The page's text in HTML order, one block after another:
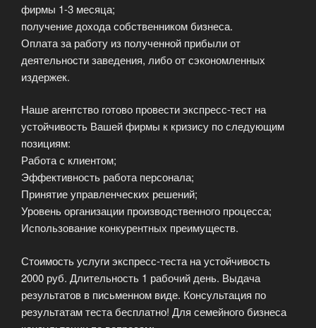
фирмы 1-3 месяца;
получение дохода собственником бизнеса.
Оплата за работу из полученной прибыли от
деятельности заведения, либо от сэкономленных
издержек.
Наше агентство готово провести экспресс-тест на
устойчивость Вашей фирмы к кризису по следующим
позициям:
Работа с клиентом;
Эффективность работа персонала;
Принятие управленческих решений;
Уровень организации производственного процесса;
Использование конкурентных преимуществ.
Стоимость услуги экспресс-теста на устойчивость
2000 руб. Длительность 1 рабочий день. Выдача
результатов в письменном виде. Консультация по
результатам теста бесплатно! Для семейного бизнеса